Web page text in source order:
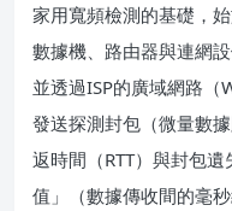
家用寬頻檢測的基礎，
數據機、路由器與連網
並透過ISP的廣域網路（
發送探測封包（微量數
返時間（RTT）與封包
值」（數據傳收間的毫